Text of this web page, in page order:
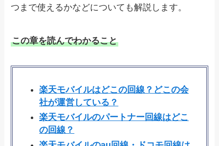
つまで使えるかなどについても解説します。
この章を読んでわかること
楽天モバイルはどこの回線？どこの会
社が運営している？
楽天モバイルのパートナー回線はどこ
の回線？